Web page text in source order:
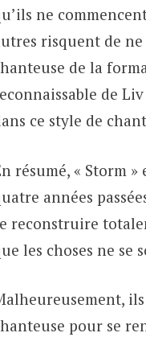
ne
risquent de
de la
de
ce style de
résumé, « Storm
années
reconstruire
les choses ne se
pour se